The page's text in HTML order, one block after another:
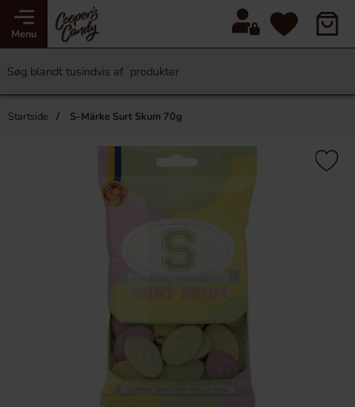
Menu
Startside S-Märke Surt Skum 70g